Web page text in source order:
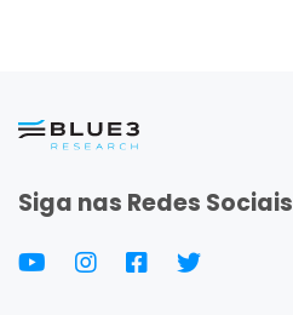
Siga nas Redes Sociais